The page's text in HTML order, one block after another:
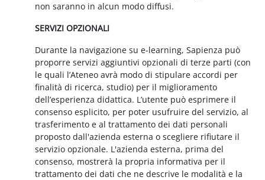
non saranno in alcun modo diffusi.
SERVIZI OPZIONALI
Durante la navigazione su e-learning, Sapienza può
proporre servizi aggiuntivi opzionali di terze parti (con
le quali l’Ateneo avrà modo di stipulare accordi per
finalità di ricerca, studio) per il miglioramento
dell’esperienza didattica. L’utente può esprimere il
consenso esplicito, per poter usufruire del servizio, al
trasferimento e al trattamento dei dati personali
proposto dall'azienda esterna o scegliere rifiutare il
servizio opzionale. L'azienda esterna, prima del
consenso, mostrerà la propria informativa per il
trattamento dei dati che ne descrive le modalità e la